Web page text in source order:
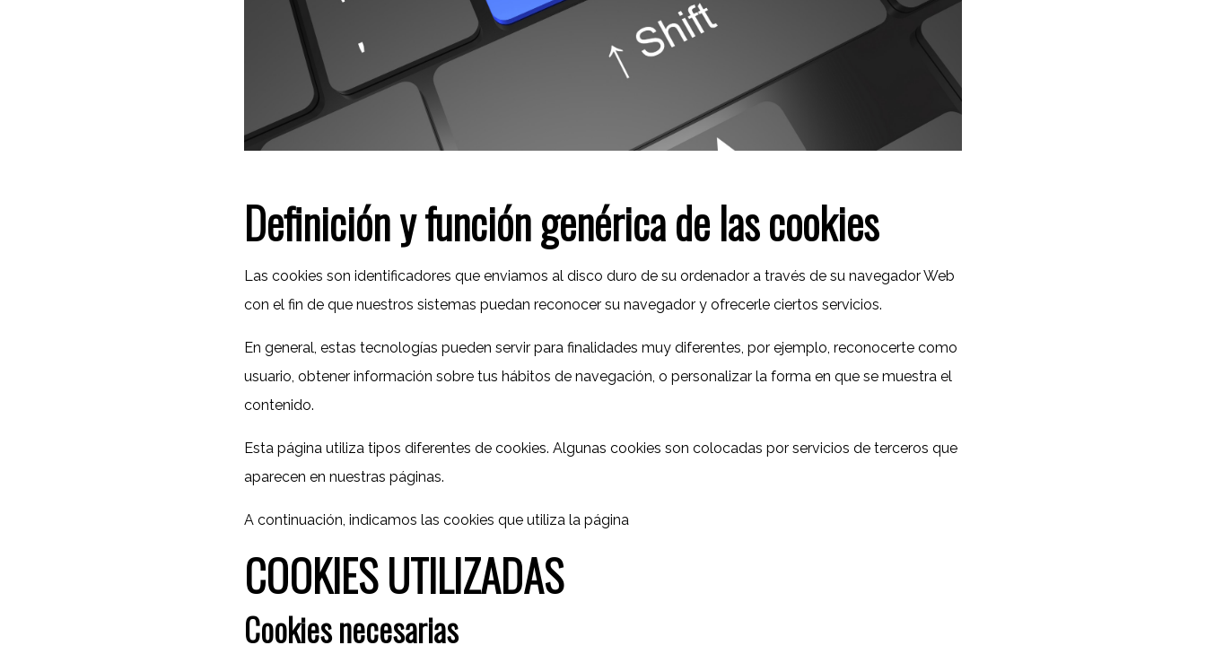
Definición y función genérica de las cookies
Las cookies son identificadores que enviamos al disco duro de su ordenador a través de su navegador Web
con el fin de que nuestros sistemas puedan reconocer su navegador y ofrecerle ciertos servicios.
En general, estas tecnologías pueden servir para finalidades muy diferentes, por ejemplo, reconocerte como
usuario, obtener información sobre tus hábitos de navegación, o personalizar la forma en que se muestra el
contenido.
Esta página utiliza tipos diferentes de cookies. Algunas cookies son colocadas por servicios de terceros que
aparecen en nuestras páginas.
A continuación, indicamos las cookies que utiliza la página
COOKIES UTILIZADAS
Cookies necesarias